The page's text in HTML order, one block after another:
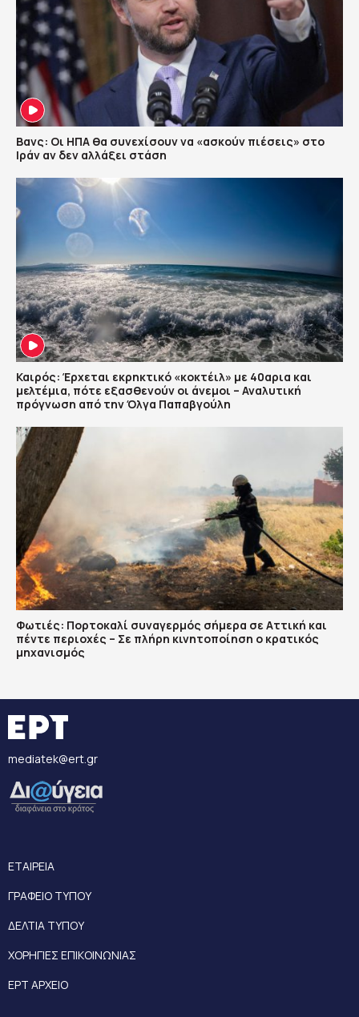
Βανς: Οι ΗΠΑ θα συνεχίσουν να «ασκούν πιέσεις» στο
Ιράν αν δεν αλλάξει στάση
Καιρός: Έρχεται εκρηκτικό «κοκτέιλ» με 40αρια και
μελτέμια, πότε εξασθενούν οι άνεμοι – Αναλυτική
πρόγνωση από την Όλγα Παπαβγούλη
Φωτιές: Πορτοκαλί συναγερμός σήμερα σε Αττική και
πέντε περιοχές – Σε πλήρη κινητοποίηση ο κρατικός
μηχανισμός
mediatek@ert.gr
ΕΤΑΙΡΕΙΑ
ΓΡΑΦΕΙΟ ΤΥΠΟΥ
ΔΕΛΤΙΑ ΤΥΠΟΥ
ΧΟΡΗΓΙΕΣ ΕΠΙΚΟΙΝΩΝΙΑΣ
ΕΡΤ ΑΡΧΕΙΟ